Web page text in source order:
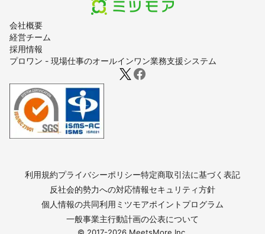
会社概要
経営チーム
採用情報
プロワン - 現場仕事のオールインワン業務支援システム
利用規約プライバシーポリシー特定商取引法に基づく表記
反社会的勢力への対応情報セキュリティ方針
個人情報の共同利用 ミツモアポイントプログラム
一般事業主行動計画の公表について